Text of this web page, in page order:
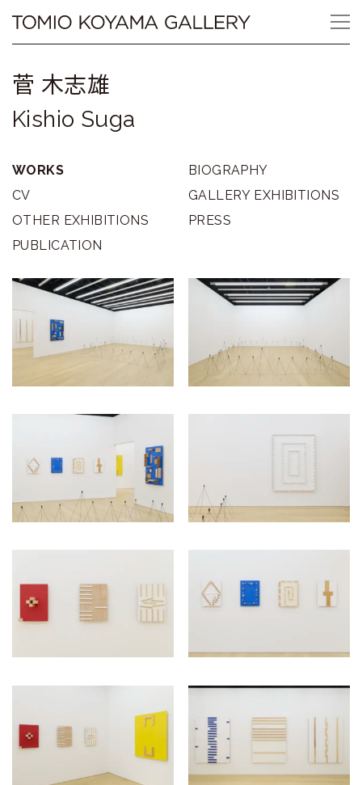
content
Tomio
Gallery
小
山
登
美
ギ
ャ
菅 木志雄
Kishio Suga
WORKS
BIOGRAPHY
CV
GALLERY EXHIBITIONS
OTHER EXHIBITIONS
PRESS
PUBLICATION